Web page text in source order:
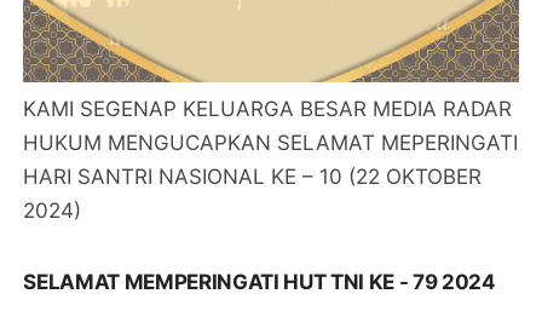
KAMI SEGENAP KELUARGA BESAR MEDIA RADAR
HUKUM MENGUCAPKAN SELAMAT MEPERINGATI
HARI SANTRI NASIONAL KE – 10 (22 OKTOBER
2024)
SELAMAT MEMPERINGATI HUT TNI KE - 79 2024